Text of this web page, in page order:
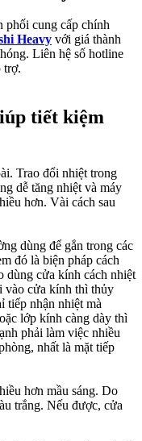
phối cung cấp chính
Heavy với giá thành
Liên hệ số hotline
trợ.
tiết kiệm
Trao đổi nhiệt trong
dễ tăng nhiệt và máy
hơn. Vài cách sau
dùng để gắn trong các
đó là biện pháp cách
dùng cửa kính cách nhiệt
vào cửa kính thì thủy
tiếp nhận nhiệt mà
lớp kính càng dày thì
phải làm việc nhiều
nhất là mặt tiếp
hơn mầu sáng. Do
trắng. Nếu được, cửa